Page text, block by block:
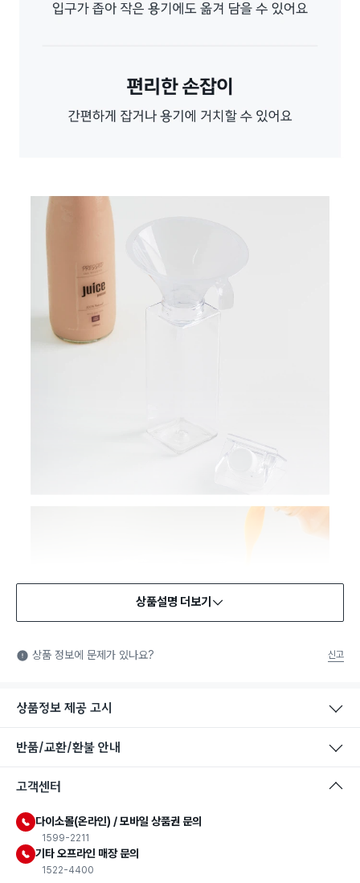
식품용 기구: 식품위생법에서 정한 규격에 따라 제조되어 식품 또
는 식품첨가물에 사용할 수 있는 식품용기구라는 표시입니다.
상품설명 더보기
상품 정보에 문제가 있나요? 신고
상품정보 제공 고시
반품/교환/환불 안내
고객센터
다이소몰(온라인) / 모바일 상품권 문의
1599-2211
기타 오프라인 매장 문의
1522-4400